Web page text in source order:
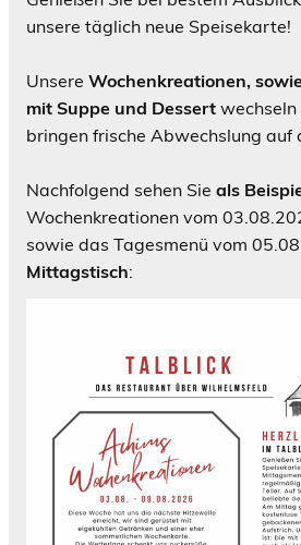
unsere täglich neue Speisekarte!
Unsere Wochenkreationen,
mit Suppe und Dessert
bringen frische Abwechslung auf
Nachfolgend sehen Sie als
Wochenkreationen vom
sowie das Tagesmenü vom
Mittagstisch: